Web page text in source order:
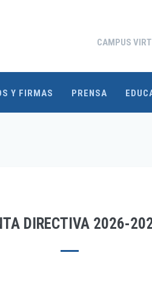
CAMPUS
Y FIRMAS PRENSA
DIRECTIVA 2026-